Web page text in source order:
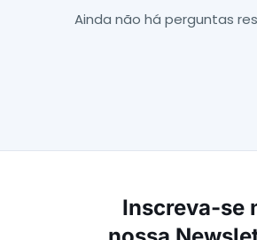
Ainda não há perguntas
Inscreva-se